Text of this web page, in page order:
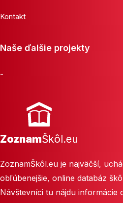
Kontakt
Naše ďalšie projekty
-
ZoznamŠkôl.eu
ZoznamŠkôl.eu je najväčší,
obľúbenejšie, online databáz
Návštevníci tu nájdu informácie